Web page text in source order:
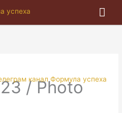
/ Photo